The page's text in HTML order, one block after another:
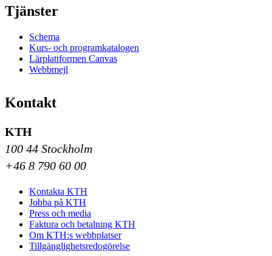
Tjänster
Schema
Kurs- och programkatalogen
Lärplattformen Canvas
Webbmejl
Kontakt
KTH
100 44 Stockholm
+46 8 790 60 00
Kontakta KTH
Jobba på KTH
Press och media
Faktura och betalning KTH
Om KTH:s webbplatser
Tillgänglighetsredogörelse